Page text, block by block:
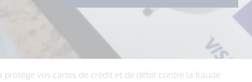
protège vos cartes de crédit et de débit contre la fraude